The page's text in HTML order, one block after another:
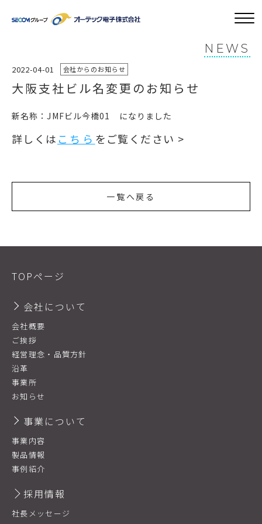
NEWS
2022-04-01 会社からのお知らせ
大阪支社ビル名変更のお知らせ
新名称：JMFビル今橋01 になりました
詳しくは こちら をご覧ください >
一覧へ戻る
TOPページ
会社について
会社概要
ご挨拶
経営理念・品質方針
沿革
事業所
お知らせ
事業について
事業内容
製品情報
事例紹介
採用情報
社長メッセージ